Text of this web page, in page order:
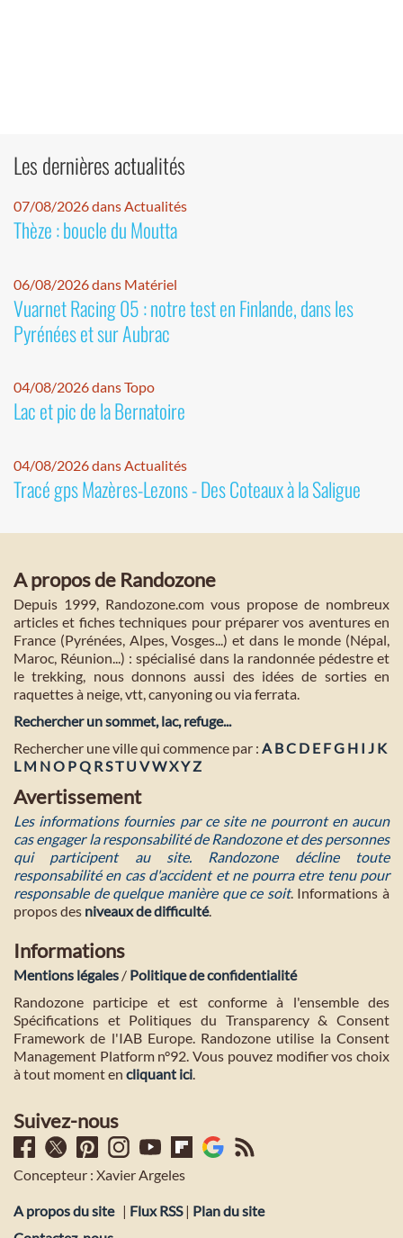
Les dernières actualités
07/08/2026 dans Actualités
Thèze : boucle du Moutta
06/08/2026 dans Matériel
Vuarnet Racing 05 : notre test en Finlande, dans les
Pyrénées et sur Aubrac
04/08/2026 dans Topo
Lac et pic de la Bernatoire
04/08/2026 dans Actualités
Tracé gps Mazères-Lezons - Des Coteaux à la Saligue
A propos de Randozone
Depuis 1999, Randozone.com vous propose de nombreux
articles et fiches techniques pour préparer vos aventures en
France (Pyrénées, Alpes, Vosges...) et dans le monde (Népal,
Maroc, Réunion...) : spécialisé dans la randonnée pédestre et
le trekking, nous donnons aussi des idées de sorties en
raquettes à neige, vtt, canyoning ou via ferrata.
Rechercher un sommet, lac, refuge...
Rechercher une ville qui commence par : A BC D E FG H I J K
L M NO PQ RST U VWXYZ
Avertissement
Les informations fournies par ce site ne pourront en aucun
cas engager la responsabilité de Randozone et des personnes
qui participent au site. Randozone décline toute
responsabilité en cas d'accident et ne pourra etre tenu pour
responsable de quelque manière que ce soit. Informations à
propos des niveaux de difficulté.
Informations
Mentions légales / Politique de confidentialité
Randozone participe et est conforme à l'ensemble des
Spécifications et Politiques du Transparency & Consent
Framework de l'IAB Europe. Randozone utilise la Consent
Management Platform n°92. Vous pouvez modifier vos choix
à tout moment en cliquant ici.
Suivez-nous
Concepteur : Xavier Argeles
A propos du site | Flux RSS| Plan du site